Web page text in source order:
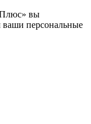
вы
ваши персональные